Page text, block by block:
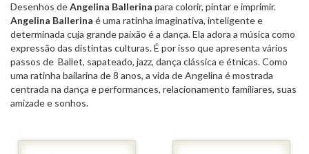
Desenhos deAngelina Ballerina para colorir, pintar e imprimir.
Angelina Ballerina é uma ratinha imaginativa, inteligente e
determinada cuja grande paixão é a dança. Ela adora a música como
expressão das distintas culturas. É por isso que apresenta vários
passos de Ballet, sapateado, jazz, dança clássica e étnicas. Como
uma ratinha bailarina de 8 anos, a vida de Angelina é mostrada
centrada na dança e performances, relacionamento familiares, suas
amizade e sonhos.